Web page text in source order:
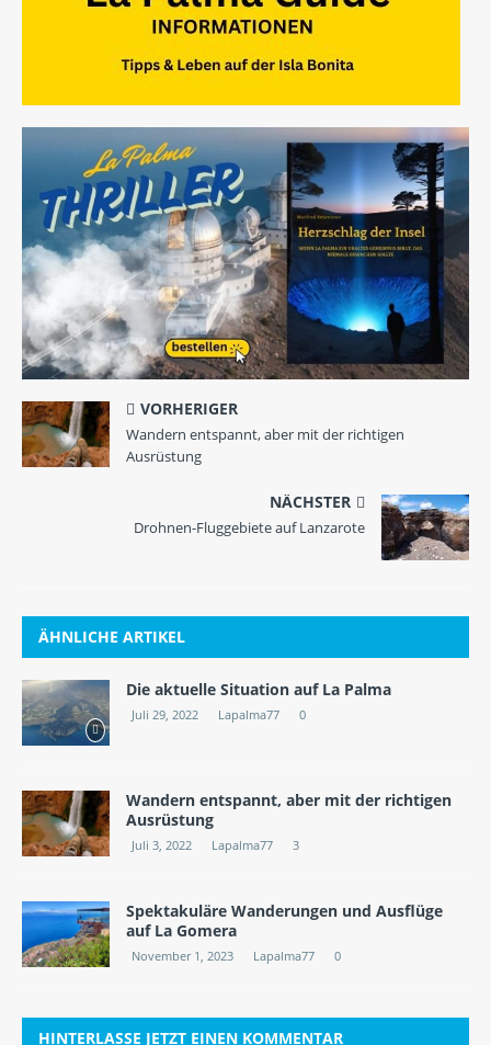
VORHERIGER
Wandern entspannt, aber mit der richtigen
Ausrüstung
NÄCHSTER
Drohnen-Fluggebiete auf Lanzarote
ÄHNLICHE ARTIKEL
Die aktuelle Situation auf La Palma
Juli 29, 2022 Lapalma77 0
Wandern entspannt, aber mit der richtigen
Ausrüstung
Juli 3, 2022 Lapalma77 3
Spektakuläre Wanderungen und Ausflüge
auf La Gomera
November 1, 2023 Lapalma77 0
HINTERLASSE JETZT EINEN KOMMENTAR